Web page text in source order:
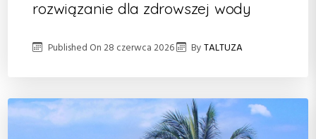
rozwiązanie dla zdrowszej wody
Published On28 czerwca 2026 ByTALTUZA